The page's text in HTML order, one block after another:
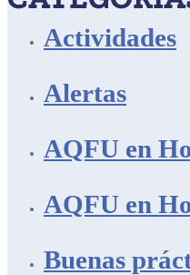
Actividades
Alertas
AQFU en
AQFU en
Buenas